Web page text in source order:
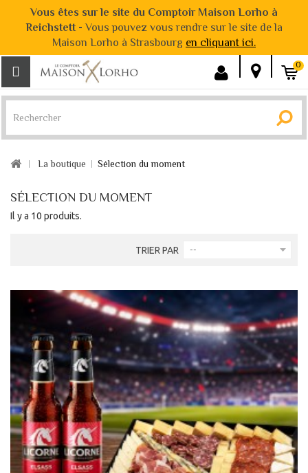
Vous êtes sur le site du Comptoir Maison Lorho à
Reichstett - Vous pouvez vous rendre sur le site de la
Maison Lorho à Strasbourg en cliquant ici.
0
La boutique Sélection du moment
SÉLECTION DU MOMENT
Il y a 10 produits.
TRIER PAR --